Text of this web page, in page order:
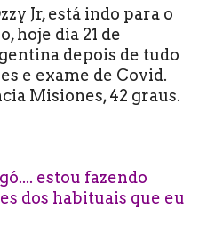
Jr, está indo para o
hoje dia 21 de
depois de tudo
e exame de Covid.
Misiones, 42 graus.
estou fazendo
dos habituais que eu